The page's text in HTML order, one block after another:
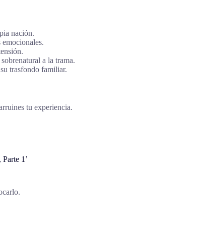
nación.
a la trama.
trasfondo familiar.
tu experiencia.
1’